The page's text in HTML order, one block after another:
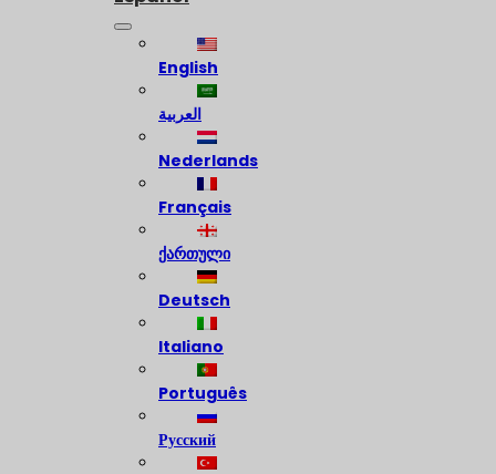
English
العربية
Nederlands
Français
ქართული
Deutsch
Italiano
Português
Русский